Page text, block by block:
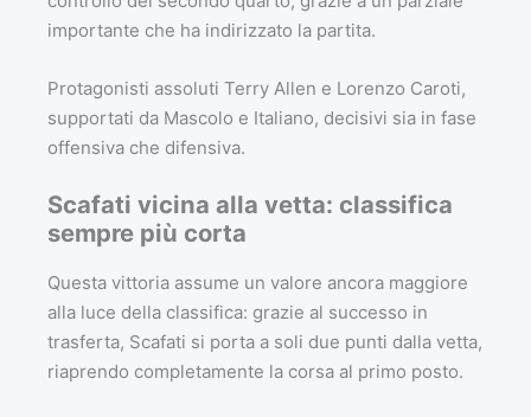
importante che ha indirizzato la partita.
Protagonisti assoluti Terry Allen e Lorenzo Caroti,
supportati da Mascolo e Italiano, decisivi sia in fase
offensiva che difensiva.
Scafati vicina alla vetta: classifica
sempre più corta
Questa vittoria assume un valore ancora maggiore
alla luce della classifica: grazie al successo in
trasferta, Scafati si porta a soli due punti dalla vetta,
riaprendo completamente la corsa al primo posto.